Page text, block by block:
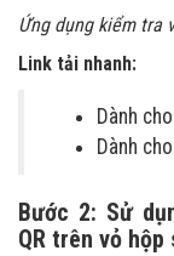
Ứng dụng kiểm tra
Link tải nhanh:
Dành
Dành
Bước 2: Sử
QR trên vỏ hộp